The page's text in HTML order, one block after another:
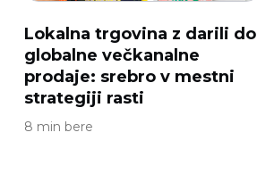
Lokalna trgovina z darili do
globalne večkanalne
prodaje: srebro v mestni
strategiji rasti
8 min bere